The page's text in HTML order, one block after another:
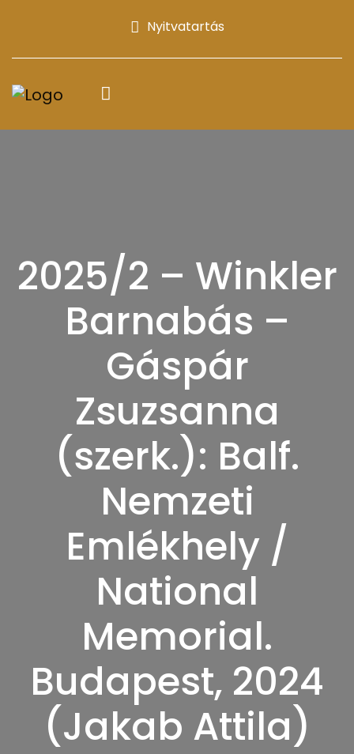
Nyitvatartás
2025/2 – Winkler
Barnabás –
Gáspár
Zsuzsanna
(szerk.): Balf.
Nemzeti
Emlékhely /
National
Memorial.
Budapest, 2024
(Jakab Attila)